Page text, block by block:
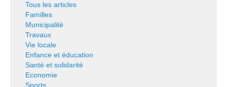
Tous les articles
Familles
Municipalité
Travaux
Vie locale
Enfance et éducation
Santé et solidarité
Economie
Sports